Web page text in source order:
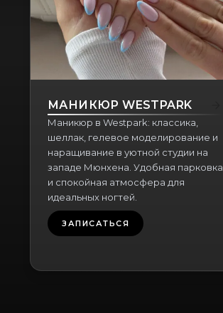
МАНИКЮР WESTPARK
Маникюр в Westpark: классика,
шеллак, гелевое моделирование и
наращивание в уютной студии на
западе Мюнхена. Удобная парковка
и спокойная атмосфера для
идеальных ногтей.
ЗАПИСАТЬСЯ